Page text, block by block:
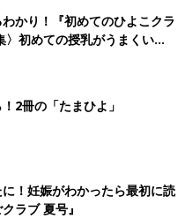
かり！『初めてのひよこクラ
〉初めての授乳がうまくい
基本と夏のトラブル 解決テ
2冊の「たまひよ」
！妊娠がわかったら最初に読
ラブ 夏号』